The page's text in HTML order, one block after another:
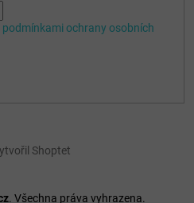
podmínkami ochrany osobních
Shoptet
. Všechna práva vyhrazena.